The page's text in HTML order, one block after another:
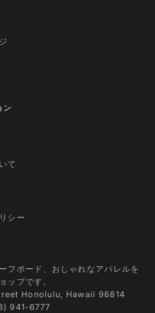
ン
て
シー
フボード、おしゃれなアパレルを
ップです。
Honolulu, Hawaii 96814
941-6777